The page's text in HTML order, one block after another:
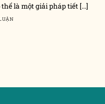
là một giải pháp tiết [...]